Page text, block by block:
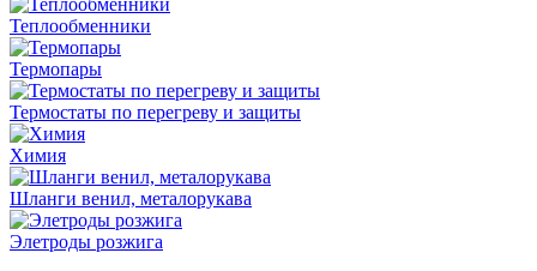
Теплообменники
Термопары
Термостаты по перегреву и защиты
Химия
Шланги венил, металорукава
Элетроды розжига